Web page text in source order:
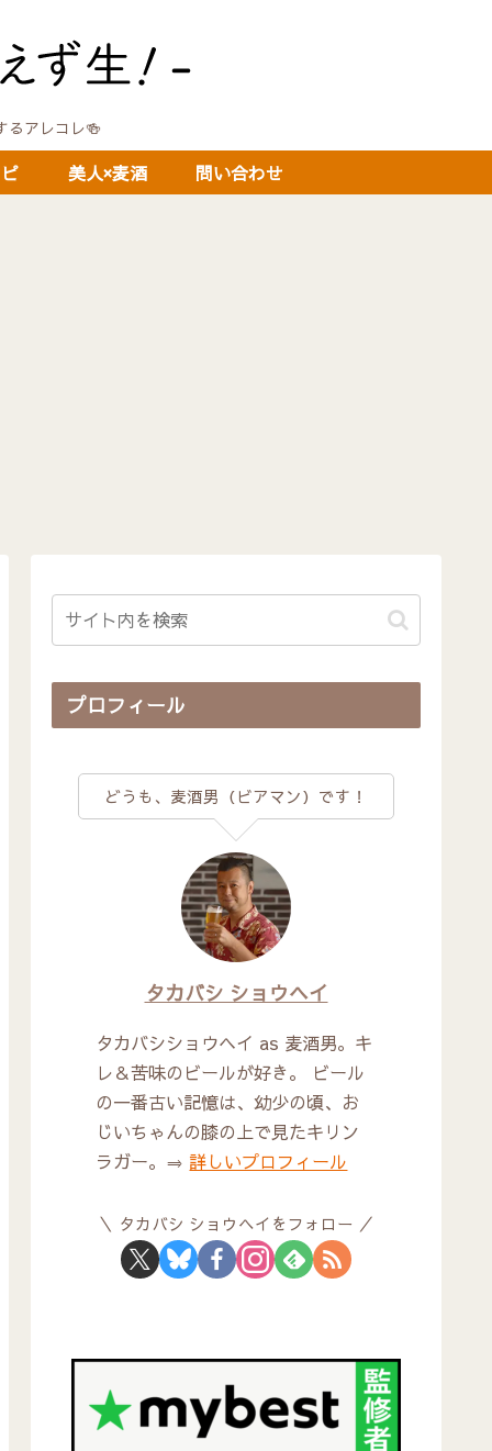
アレコレ🍻
美人×麦酒 問い合わせ
プロフィール
どうも、麦酒男（ビアマン）です！
タカバシ ショウヘイ
タカバシショウヘイ as 麦酒男。キ
レ＆苦味のビールが好き。 ビール
の一番古い記憶は、幼少の頃、お
じいちゃんの膝の上で見たキリン
ラガー。⇒詳しいプロフィール
タカバシ ショウヘイをフォロー